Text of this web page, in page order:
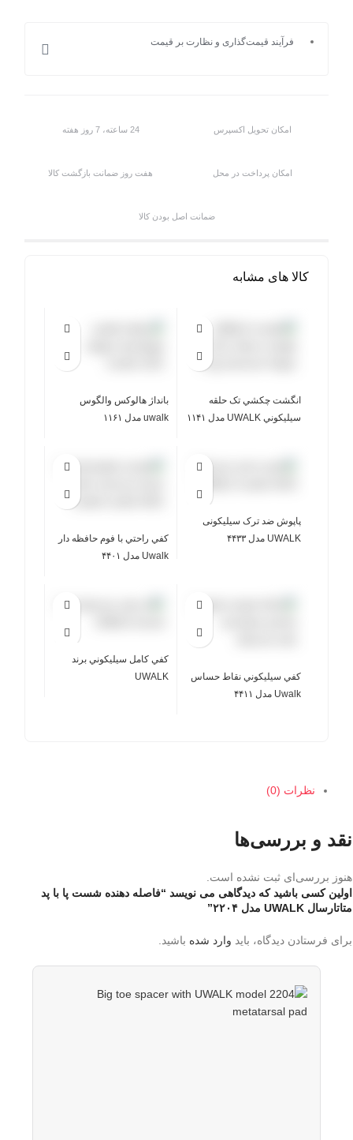
فرآیند قیمت‌گذاری و نظارت بر قیمت
امکان تحویل اکسپرس 24 ساعته، 7 روز هفته
امکان پرداخت در محل هفت روز ضمانت بازگشت کالا
ضمانت اصل بودن کالا
کالا های مشابه
انگشت چکشي تک حلقه
سيليکوني UWALK مدل ۱۱۴۱
بانداژ هالوکس والگوس
uwalk مدل ۱۱۶۱
پاپوش ضد ترک سیلیکونی
UWALK مدل ۴۴۳۳
کفي راحتي با فوم حافظه دار
Uwalk مدل ۴۴۰۱
کفي سيليکوني نقاط حساس
Uwalk مدل ۴۴۱۱
کفي کامل سيليکوني برند
UWALK
نظرات (0)
نقد و بررسی‌ها
هنوز بررسی‌ای ثبت نشده است.
اولین کسی باشید که دیدگاهی می نویسد “فاصله دهنده شست پا با پد
متاتارسال UWALK مدل ۲۲۰۴”
برای فرستادن دیدگاه، باید وارد شده باشید.